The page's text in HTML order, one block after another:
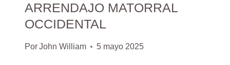
ARRENDAJO MATORRAL
OCCIDENTAL
PorJohn William 5 mayo 2025